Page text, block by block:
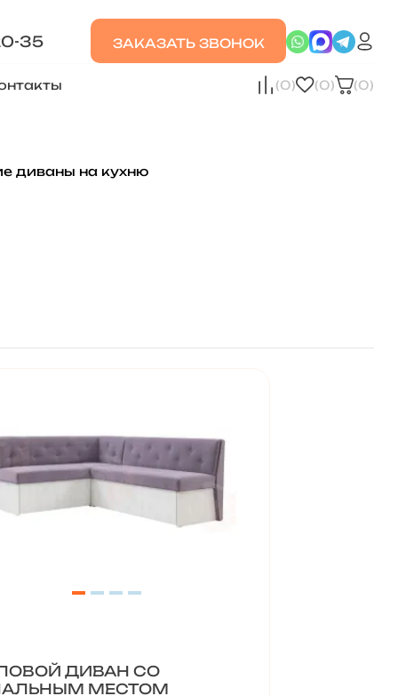
35 ЗАКАЗАТЬ ЗВОНОК
(0) (0) (0)
диваны на кухню
ДИВАН СО
МЕСТОМ